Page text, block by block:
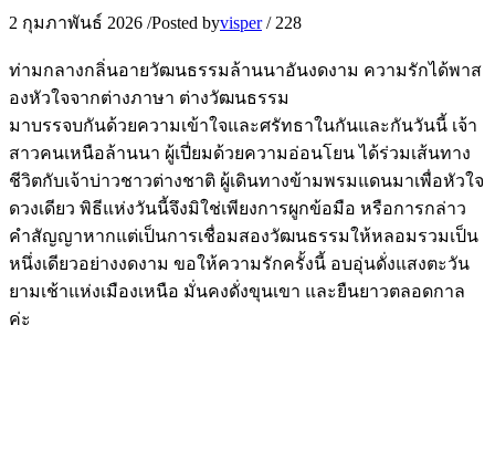
2 กุมภาพันธ์ 2026 /Posted byvisper / 228
ท่ามกลางกลิ่นอายวัฒนธรรมล้านนาอันงดงาม ความรักได้พาส
องหัวใจจากต่างภาษา ต่างวัฒนธรรม
มาบรรจบกันด้วยความเข้าใจและศรัทธาในกันและกันวันนี้ เจ้า
สาวคนเหนือล้านนา ผู้เปี่ยมด้วยความอ่อนโยน ได้ร่วมเส้นทาง
ชีวิตกับเจ้าบ่าวชาวต่างชาติ ผู้เดินทางข้ามพรมแดนมาเพื่อหัวใจ
ดวงเดียว พิธีแห่งวันนี้จึงมิใช่เพียงการผูกข้อมือ หรือการกล่าว
คำสัญญาหากแต่เป็นการเชื่อมสองวัฒนธรรมให้หลอมรวมเป็น
หนึ่งเดียวอย่างงดงาม ขอให้ความรักครั้งนี้ อบอุ่นดั่งแสงตะวัน
ยามเช้าแห่งเมืองเหนือ มั่นคงดั่งขุนเขา และยืนยาวตลอดกาล
ค่ะ